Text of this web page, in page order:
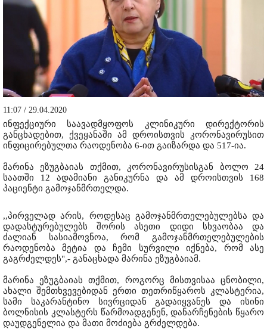
11:07 / 29.04.2020
ინფექციური საავადმყოფოს კლინიკური დირექტორის
განცხადებით, ქვეყანაში ამ დროისთვის კორონავირუსით
ინფიცირებულთა რაოდენობა 6-ით გაიზარდა და 517-ია.
მარინა ეზუგბაიას თქმით, კორონავირუსისგან ბოლო 24
საათში 12 ადამიანი განიკურნა და ამ დროისთვის 168
პაციენტი გამოჯანმრთელდა.
,,პირველად არის, როდესაც გამოჯანმრთელებულებსა და
დადასტურებულებს შორის ასეთი დიდი სხვაობაა და
ძალიან სასიამოვნოა, რომ გამოჯანმრთელებულების
რაოდენობა მეტია და ჩემი სურვილი იქნება, რომ ასე
გაგრძელდეს",- განაცხადა მარინა ეზუგბაიამ.
მარინა ეზუგბაიას თქმით, როგორც მისთვისაა ცნობილი,
ახალი შემთხვევებიდან ერთი თეთრიწყაროს კლასტერია,
სამი საკარანტინო სივრციდან გადაიყვანეს და ისინი
ბოლნისის კლასტერს წარმოადგენენ, დანარჩენების წყარო
დაუდგენელია და მათი მოძიება გრძელდება.